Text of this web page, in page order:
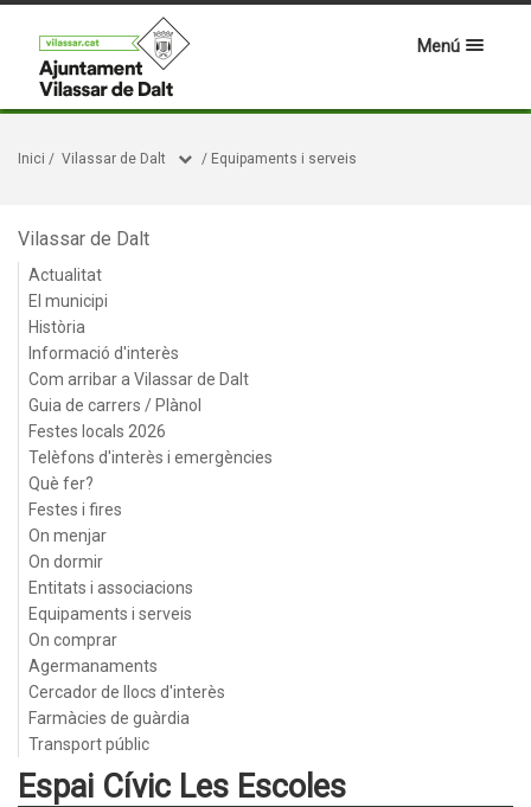
Menú
Inici / Vilassar de Dalt / Equipaments i serveis
Vilassar de Dalt
Actualitat
El municipi
Història
Informació d'interès
Com arribar a Vilassar de Dalt
Guia de carrers / Plànol
Festes locals 2026
Telèfons d'interès i emergències
Què fer?
Festes i fires
On menjar
On dormir
Entitats i associacions
Equipaments i serveis
On comprar
Agermanaments
Cercador de llocs d'interès
Farmàcies de guàrdia
Transport públic
Espai Cívic Les Escoles